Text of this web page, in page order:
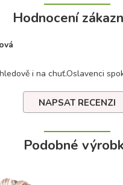
Hodnocení
i na chuť.Oslavenci
NAPSAT RECENZI
Podobné